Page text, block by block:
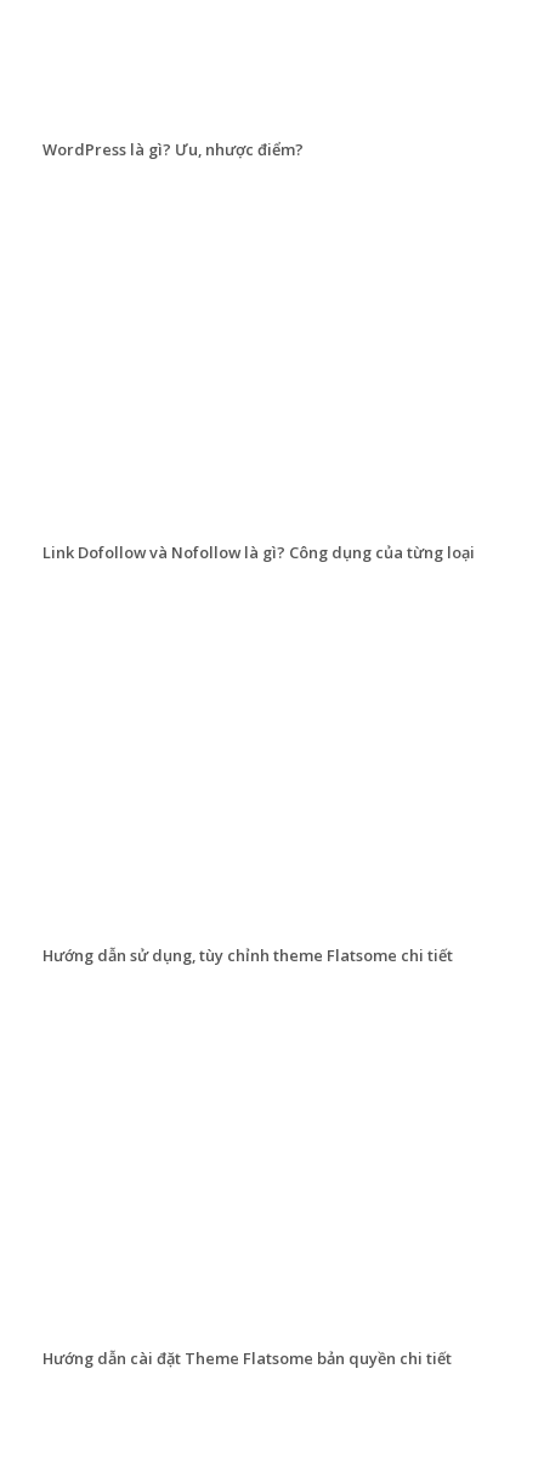
WordPress là gì? Ưu, nhược điểm?
Link Dofollow và Nofollow là gì? Công dụng của từng loại
Hướng dẫn sử dụng, tùy chỉnh theme Flatsome chi tiết
Hướng dẫn cài đặt Theme Flatsome bản quyền chi tiết